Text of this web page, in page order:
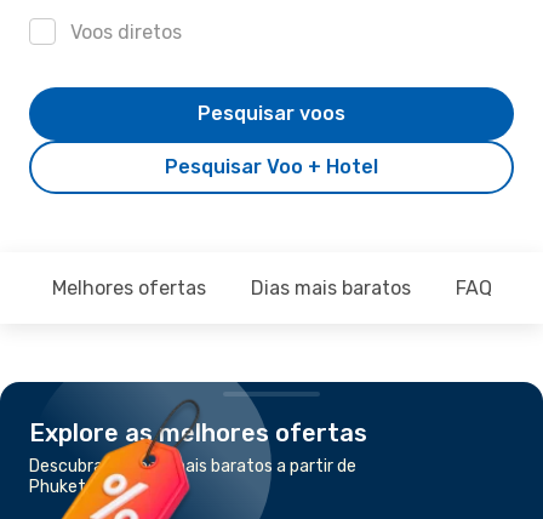
Voos diretos
Pesquisar Voo + Hotel
Pesquisar voos
Melhores ofertas Dias mais baratos FAQ
Explore as melhores ofertas
Descubra os voos mais baratos a partir de
Phuket para Hat Yai